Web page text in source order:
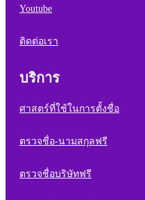
Youtube
ติดต่อเรา
บริการ
ศาสตร์ที่ใช้ในการตั้งชื่อ
ตรวจชื่อ-นามสกุลฟรี
ตรวจชื่อบริษัทฟรี